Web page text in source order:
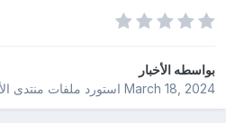
بواسطهالأخبار
March 18, 2024استورد ملفات منتدى